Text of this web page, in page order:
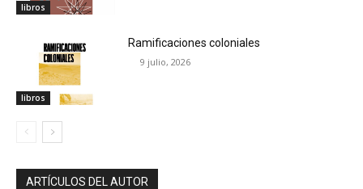
libros
libros
Ramificaciones coloniales
9 julio, 2026
ARTÍCULOS DEL AUTOR